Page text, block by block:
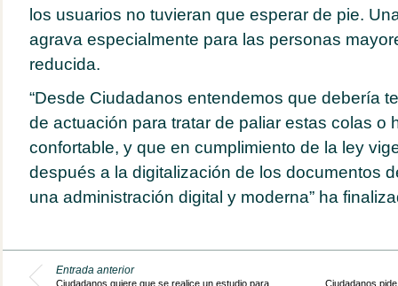
los usuarios no tuvieran que esperar de pie.
agrava especialmente para las personas
reducida.
“Desde Ciudadanos entendemos que debería
de actuación para tratar de paliar estas colas o
confortable, y que en cumplimiento de la ley
después a la digitalización de los documentos
una administración digital y moderna” ha
Entrada anterior
Ciudadanos quiere que se realice un estudio para Ciudadanos